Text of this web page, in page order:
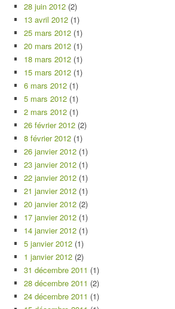
28 juin 2012 (2)
13 avril 2012 (1)
25 mars 2012 (1)
20 mars 2012 (1)
18 mars 2012 (1)
15 mars 2012 (1)
6 mars 2012 (1)
5 mars 2012 (1)
2 mars 2012 (1)
26 février 2012 (2)
8 février 2012 (1)
26 janvier 2012 (1)
23 janvier 2012 (1)
22 janvier 2012 (1)
21 janvier 2012 (1)
20 janvier 2012 (2)
17 janvier 2012 (1)
14 janvier 2012 (1)
5 janvier 2012 (1)
1 janvier 2012 (2)
31 décembre 2011 (1)
28 décembre 2011 (2)
24 décembre 2011 (1)